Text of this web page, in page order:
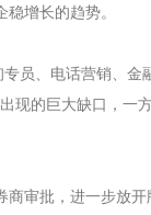
增长的趋势。
员、电话营销、金
现的巨大缺口，一
审批，进一步放开